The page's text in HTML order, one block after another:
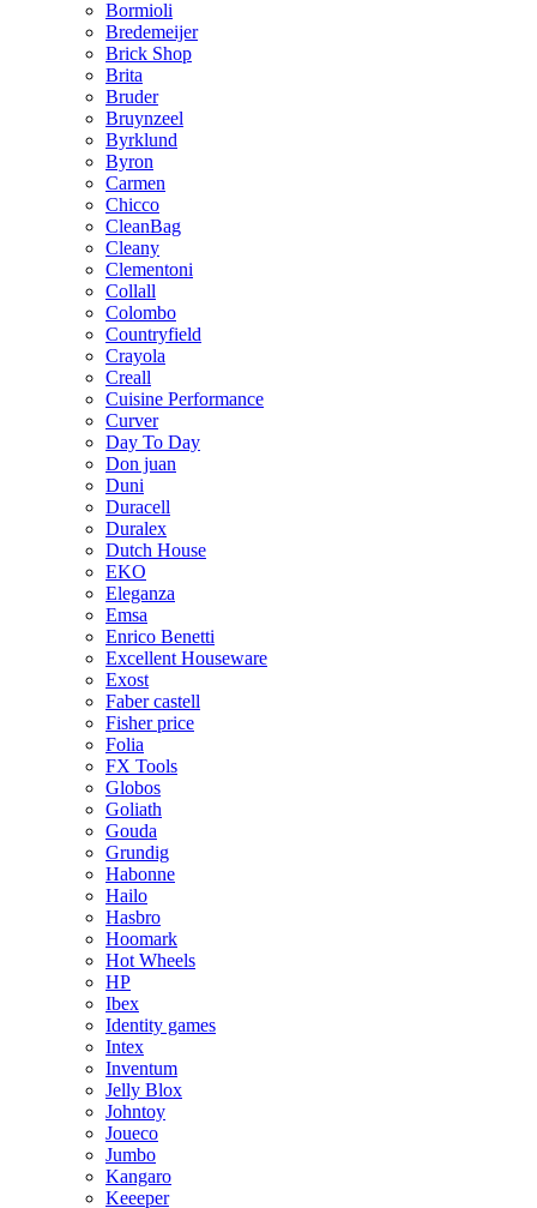
Bormioli
Bredemeijer
Brick Shop
Brita
Bruder
Bruynzeel
Byrklund
Byron
Carmen
Chicco
CleanBag
Cleany
Clementoni
Collall
Colombo
Countryfield
Crayola
Creall
Cuisine Performance
Curver
Day To Day
Don juan
Duni
Duracell
Duralex
Dutch House
EKO
Eleganza
Emsa
Enrico Benetti
Excellent Houseware
Exost
Faber castell
Fisher price
Folia
FX Tools
Globos
Goliath
Gouda
Grundig
Habonne
Hailo
Hasbro
Hoomark
Hot Wheels
HP
Ibex
Identity games
Intex
Inventum
Jelly Blox
Johntoy
Joueco
Jumbo
Kangaro
Keeeper